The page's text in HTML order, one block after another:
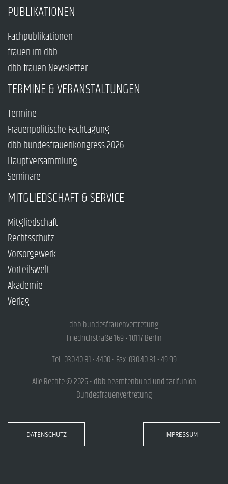
PUBLIKATIONEN
Fachpublikationen
frauen im dbb
dbb frauen Newsletter
TERMINE & VERANSTALTUNGEN
Termine
Frauenpolitische Fachtagung
dbb bundesfrauenkongress 2026
Hauptversammlung
Seminare
MITGLIEDSCHAFT & SERVICE
Mitgliedschaft
Rechtsschutz
Vorsorgewerk
Vorteilswelt
Akademie
Verlag
dbb bundesfrauenvertretung
Friedrichstraße 169 • 10117 Berlin
Tel.: 030.40 81 - 4400 • Fax: 030.40 81 - 49 99
Alle Rechte © 2026 • dbb beamtenbund und tarifunion
Bundesfrauenvertretung
DATENSCHUTZ IMPRESSUM